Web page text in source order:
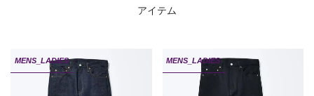
アイテム
MENS_LADIES MENS_LADIES